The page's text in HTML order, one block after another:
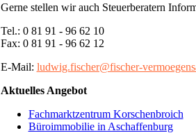
Gerne stellen wir auch Steuerberatern
Tel.: 0 81 91 - 96 62 10
Fax: 0 81 91 - 96 62 12
E-Mail: ludwig.fischer@fischer-
Aktuelles Angebot
Fachmarktzentrum Korschenbroich
Büroimmobilie in Aschaffenburg